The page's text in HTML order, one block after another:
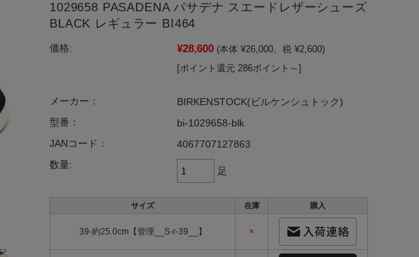
1029658 PASADENA パサデナ スエードレザーシューズ
BLACK レギュラー BI464
価格: ¥28,600 (本体 ¥26,000、税 ¥2,600)
[ポイント還元 286ポイント～]
メーカー：
BIRKENSTOCK(ビルケンシュトック)
型番：
bi-1029658-blk
JANコード：
4067707127863
数量:
足
サイズ 在庫 購入
39-約25.0cm【管理__S-r-39__】 ×